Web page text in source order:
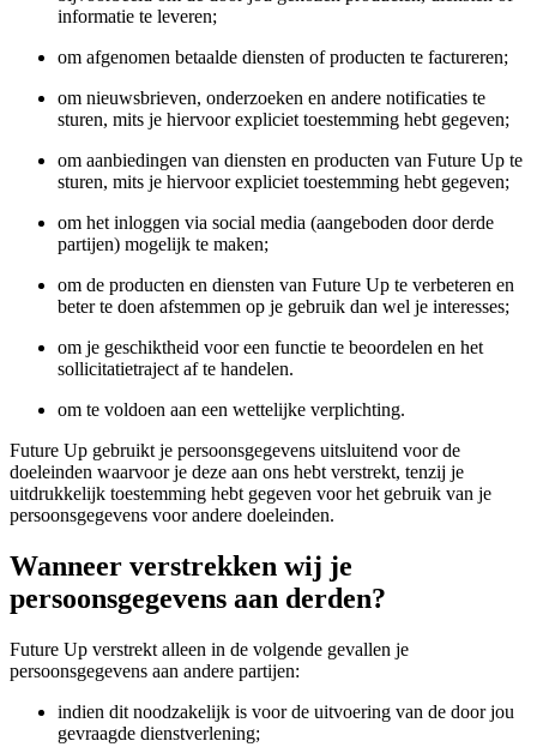
informatie te leveren;
om afgenomen betaalde diensten of producten te factureren;
om nieuwsbrieven, onderzoeken en andere notificaties te
sturen, mits je hiervoor expliciet toestemming hebt gegeven;
om aanbiedingen van diensten en producten van Future Up te
sturen, mits je hiervoor expliciet toestemming hebt gegeven;
om het inloggen via social media (aangeboden door derde
partijen) mogelijk te maken;
om de producten en diensten van Future Up te verbeteren en
beter te doen afstemmen op je gebruik dan wel je interesses;
om je geschiktheid voor een functie te beoordelen en het
sollicitatietraject af te handelen.
om te voldoen aan een wettelijke verplichting.
Future Up gebruikt je persoonsgegevens uitsluitend voor de
doeleinden waarvoor je deze aan ons hebt verstrekt, tenzij je
uitdrukkelijk toestemming hebt gegeven voor het gebruik van je
persoonsgegevens voor andere doeleinden.
Wanneer verstrekken wij je
persoonsgegevens aan derden?
Future Up verstrekt alleen in de volgende gevallen je
persoonsgegevens aan andere partijen:
indien dit noodzakelijk is voor de uitvoering van de door jou
gevraagde dienstverlening;